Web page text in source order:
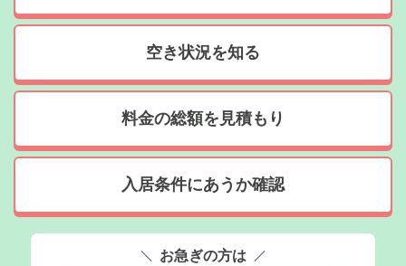
空き状況を知る
料金の総額を見積もり
入居条件にあうか確認
お急ぎの方は